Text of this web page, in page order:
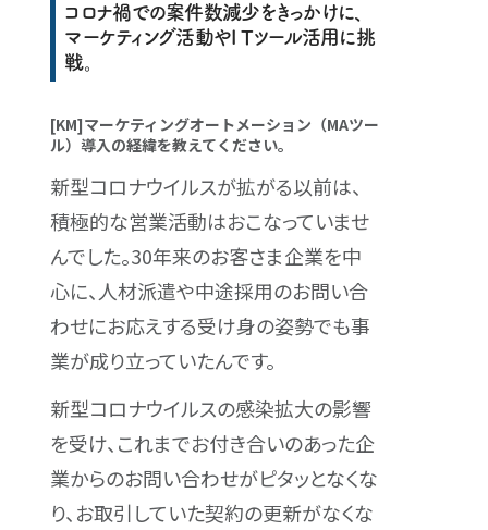
コロナ禍での案件数減少をきっかけに、
マーケティング活動やI Tツール活用に挑
戦。
[KM]マーケティングオートメーション（MAツー
ル）導入の経緯を教えてください。
新型コロナウイルスが拡がる以前は、
積極的な営業活動はおこなっていませ
んでした。30年来のお客さま企業を中
心に、人材派遣や中途採用のお問い合
わせにお応えする受け身の姿勢でも事
業が成り立っていたんです。
新型コロナウイルスの感染拡大の影響
を受け、これまでお付き合いのあった企
業からのお問い合わせがピタッとなくな
り、お取引していた契約の更新がなくな